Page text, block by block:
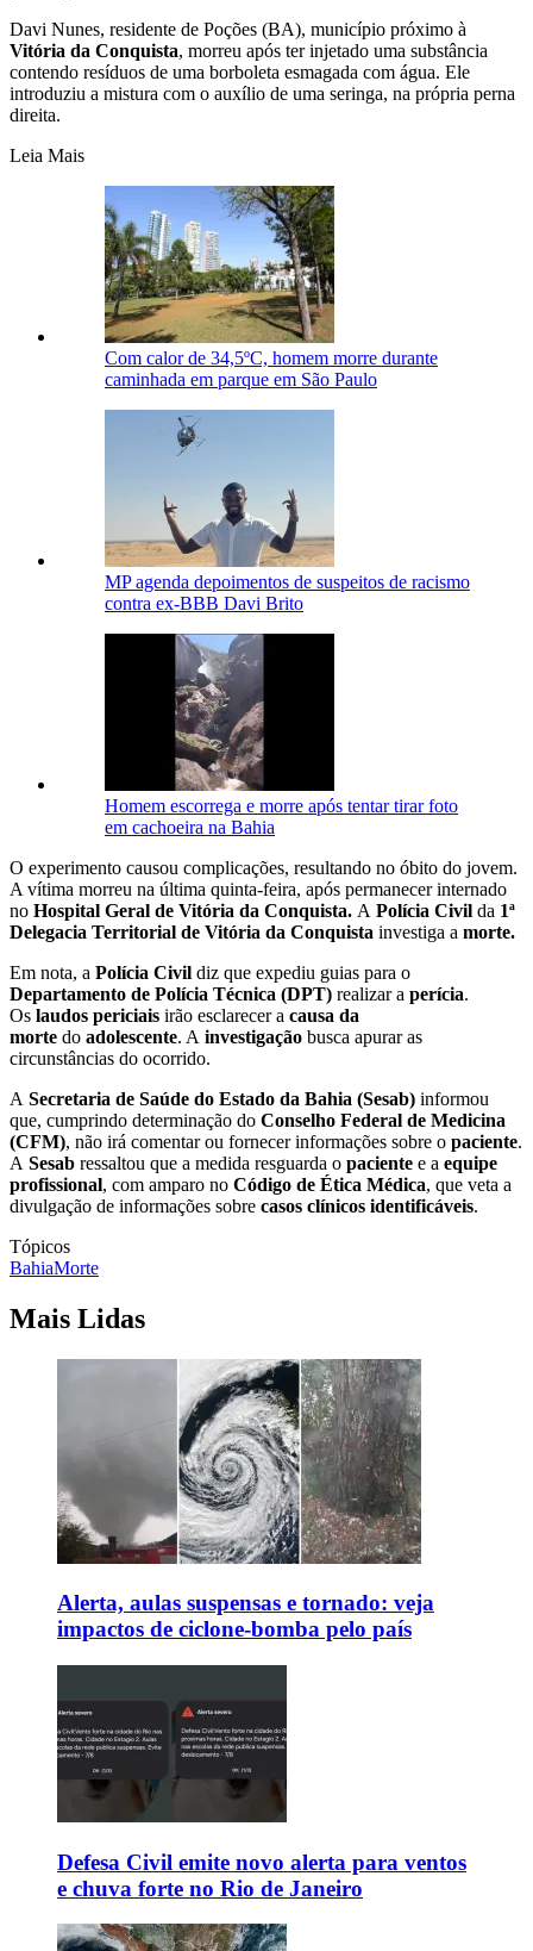
Davi Nunes, residente de Poções (BA), município próximo à
Vitória da Conquista, morreu após ter injetado uma substância
contendo resíduos de uma borboleta esmagada com água. Ele
introduziu a mistura com o auxílio de uma seringa, na própria perna
direita.
Leia Mais
Com calor de 34,5ºC, homem morre durante
caminhada em parque em São Paulo
MP agenda depoimentos de suspeitos de racismo
contra ex-BBB Davi Brito
Homem escorrega e morre após tentar tirar foto
em cachoeira na Bahia
O experimento causou complicações, resultando no óbito do jovem.
A vítima morreu na última quinta-feira, após permanecer internado
no Hospital Geral de Vitória da Conquista. A Polícia Civil da 1ª
Delegacia Territorial de Vitória da Conquista investiga a morte.
Em nota, a Polícia Civil diz que expediu guias para o
Departamento de Polícia Técnica (DPT) realizar a perícia.
Os laudos periciais irão esclarecer a causa da
morte do adolescente. A investigação busca apurar as
circunstâncias do ocorrido.
A Secretaria de Saúde do Estado da Bahia (Sesab) informou
que, cumprindo determinação do Conselho Federal de Medicina
(CFM), não irá comentar ou fornecer informações sobre o paciente.
A Sesab ressaltou que a medida resguarda o paciente e a equipe
profissional, com amparo no Código de Ética Médica, que veta a
divulgação de informações sobre casos clínicos identificáveis.
Tópicos
BahiaMorte
Mais Lidas
Alerta, aulas suspensas e tornado: veja
impactos de ciclone-bomba pelo país
Defesa Civil emite novo alerta para ventos
e chuva forte no Rio de Janeiro